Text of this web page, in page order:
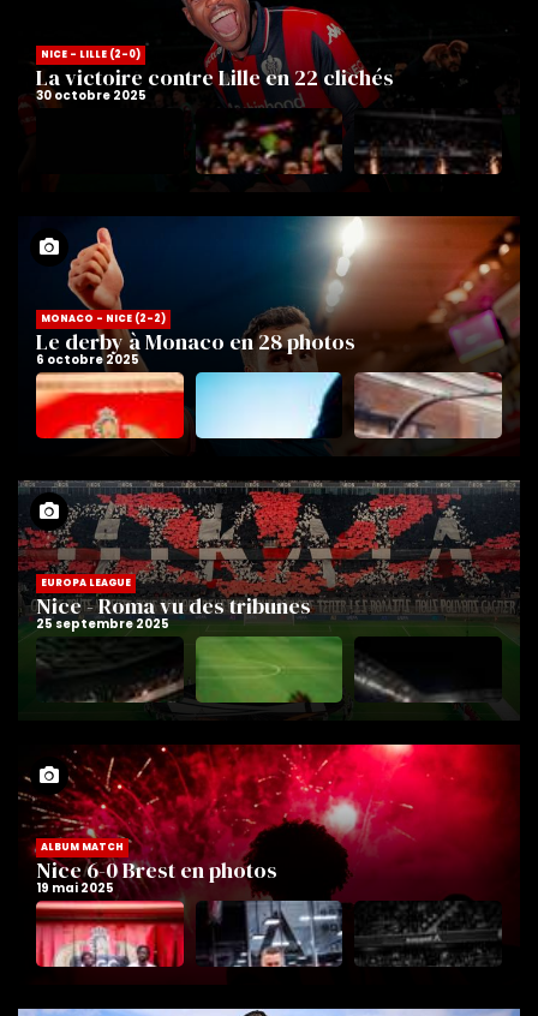
NICE - LILLE (2-0)
La victoire contre Lille en 22 clichés
MONACO - NICE (2-2)
Le derby à Monaco en 28 photos
EUROPA LEAGUE
Nice - Roma vu des tribunes
ALBUM MATCH
Nice 6-0 Brest en photos